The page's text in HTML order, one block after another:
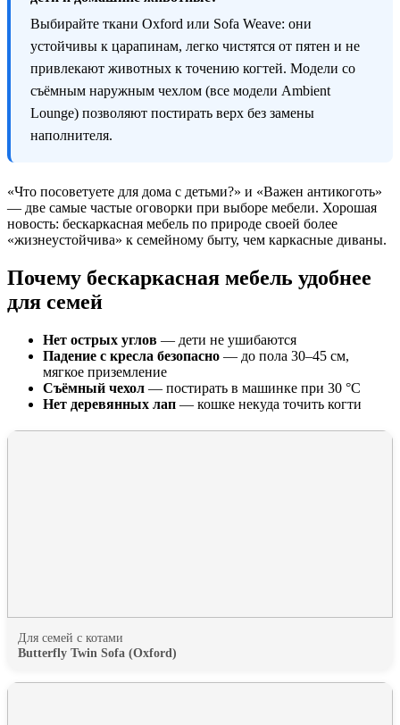
Выбирайте ткани Oxford или Sofa Weave: они
устойчивы к царапинам, легко чистятся от пятен и не
привлекают животных к точению когтей. Модели со
съёмным наружным чехлом (все модели Ambient
Lounge) позволяют постирать верх без замены
наполнителя.
«Что посоветуете для дома с детьми?» и «Важен антикоготь»
— две самые частые оговорки при выборе мебели. Хорошая
новость: бескаркасная мебель по природе своей более
«жизнеустойчива» к семейному быту, чем каркасные диваны.
Почему бескаркасная мебель удобнее
для семей
Нет острых углов — дети не ушибаются
Падение с кресла безопасно — до пола 30–45 см,
мягкое приземление
Съёмный чехол — постирать в машинке при 30 °C
Нет деревянных лап — кошке некуда точить когти
Для семей с котами
Butterfly Twin Sofa (Oxford)